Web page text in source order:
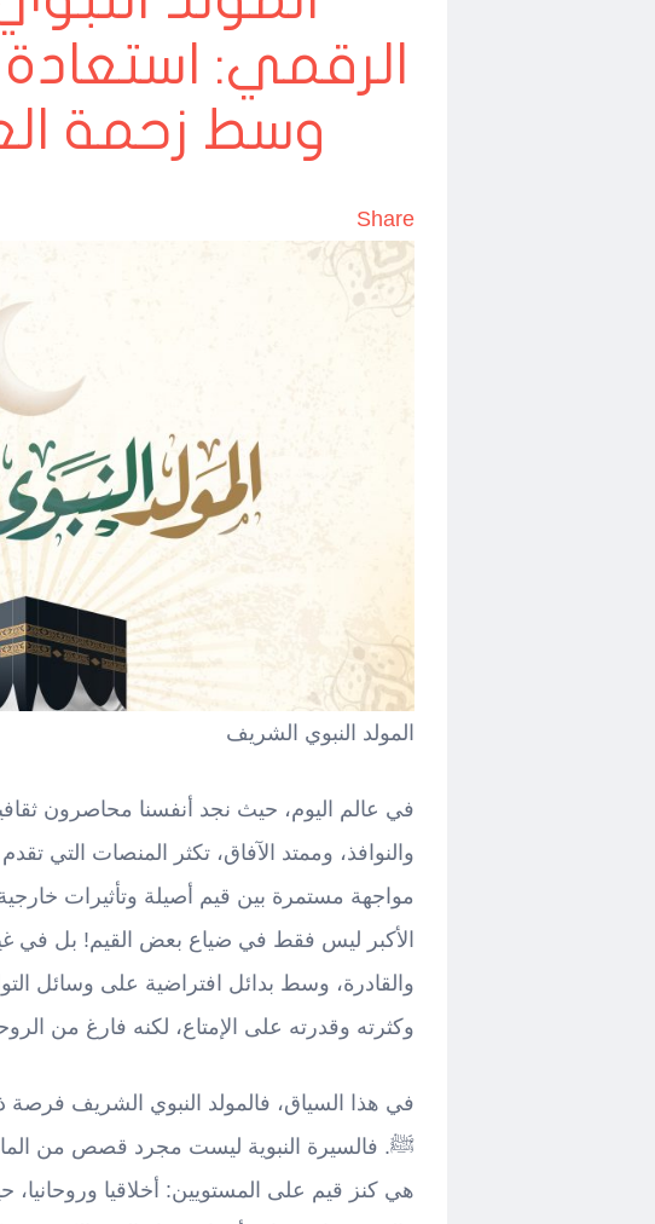
الرقمي:
وسط زحمة
Share
المولد النبوي الشريف
في عالم اليوم، حيث نجد أنفسنا محاصرون
والنوافذ، وممتد الآفاق، تكثر المنصات التي
مواجهة مستمرة بين قيم أصيلة وتأثيرات
الأكبر ليس فقط في ضياع بعض القيم! بل في
والقادرة، وسط بدائل افتراضية على وسائل
وكثرته وقدرته على الإمتاع، لكنه فارغ من
في هذا السياق، فالمولد النبوي الشريف فرصة
ﷺ. فالسيرة النبوية ليست مجرد قصص من
هي كنز قيم على المستويين: أخلاقيا